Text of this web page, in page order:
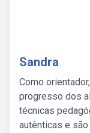
Sandra
Como
progresso dos
técnicas
autênticas e